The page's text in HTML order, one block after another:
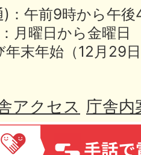
)：午前9時から午
月曜日から金曜日
末年始（12月29
アクセス 庁舎内